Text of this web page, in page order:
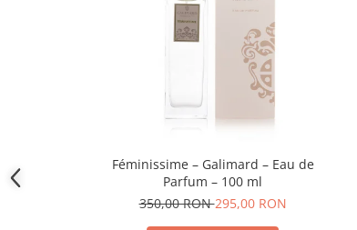
Féminissime – Galimard – Eau de
Parfum – 100 ml
350,00 RON295,00 RON